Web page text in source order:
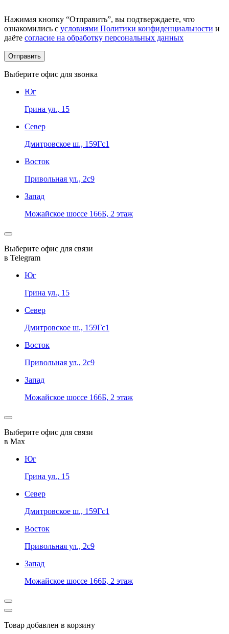
Нажимая кнопку “Отправить”, вы подтверждаете, что
ознакомились с условиями Политики конфиденциальности и
даёте согласие на обработку персональных данных
Выберите офис для звонка
Юг
Грина ул., 15
Север
Дмитровское ш., 159Гс1
Восток
Привольная ул., 2с9
Запад
Можайское шоссе 166Б, 2 этаж
Выберите офис для связи
в Telegram
Юг
Грина ул., 15
Север
Дмитровское ш., 159Гс1
Восток
Привольная ул., 2с9
Запад
Можайское шоссе 166Б, 2 этаж
Выберите офис для связи
в Max
Юг
Грина ул., 15
Север
Дмитровское ш., 159Гс1
Восток
Привольная ул., 2с9
Запад
Можайское шоссе 166Б, 2 этаж
Товар добавлен в корзину